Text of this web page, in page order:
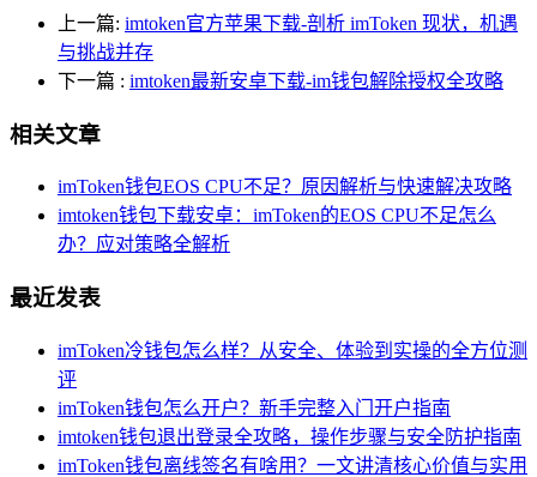
上一篇: imtoken官方苹果下载-剖析 imToken 现状，机遇
与挑战并存
下一篇 : imtoken最新安卓下载-im钱包解除授权全攻略
相关文章
imToken钱包EOS CPU不足？原因解析与快速解决攻略
imtoken钱包下载安卓：imToken的EOS CPU不足怎么
办？应对策略全解析
最近发表
imToken冷钱包怎么样？从安全、体验到实操的全方位测
评
imToken钱包怎么开户？新手完整入门开户指南
imtoken钱包退出登录全攻略，操作步骤与安全防护指南
imToken钱包离线签名有啥用？一文讲清核心价值与实用